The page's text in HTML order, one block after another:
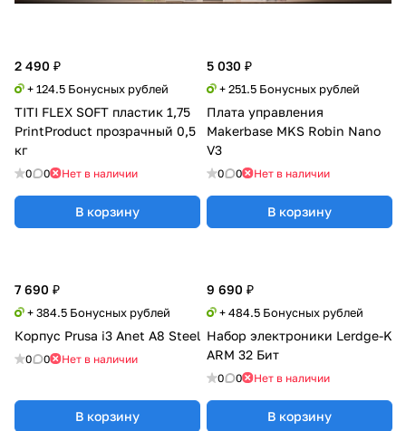
2 490 ₽
+ 124.5 Бонусных рублей
TITI FLEX SOFT пластик 1,75
PrintProduct прозрачный 0,5
кг
0 0 Нет в наличии
В корзину
5 030 ₽
+ 251.5 Бонусных рублей
Плата управления
Makerbase MKS Robin Nano
V3
0 0 Нет в наличии
В корзину
7 690 ₽
+ 384.5 Бонусных рублей
Корпус Prusa i3 Anet A8 Steel
0 0 Нет в наличии
В корзину
9 690 ₽
+ 484.5 Бонусных рублей
Набор электроники Lerdge-K
ARM 32 Бит
0 0 Нет в наличии
В корзину